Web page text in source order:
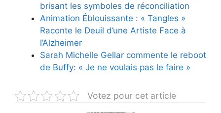
brisant les symboles de réconciliation
Animation Éblouissante : « Tangles »
Raconte le Deuil d’une Artiste Face à
l’Alzheimer
Sarah Michelle Gellar commente le reboot
de Buffy: « Je ne voulais pas le faire »
Votez pour cet article